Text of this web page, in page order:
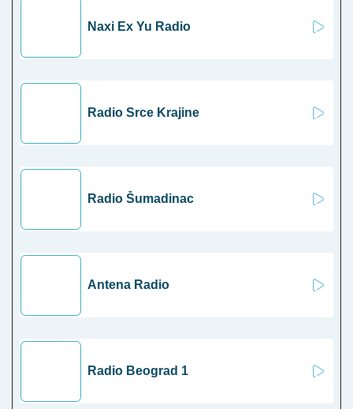
Naxi Ex Yu Radio
Radio Srce Krajine
Radio Šumadinac
Antena Radio
Radio Beograd 1